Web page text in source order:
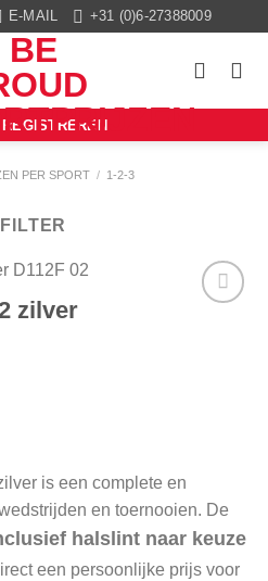
E-MAIL +31 (0)6-27388009
PER SPORT / 1-2-3
FILTER
zilver
is een complete en
en toernooien. De
halslint naar keuze
een persoonlijke prijs voor